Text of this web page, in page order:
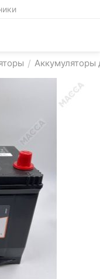
/ Аккумуляторы